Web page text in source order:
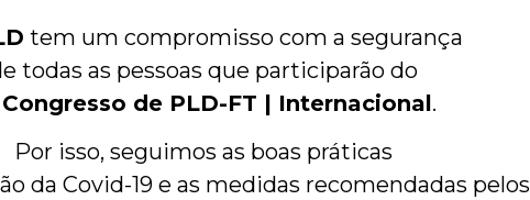
tem um compromisso com a segurança
todas as pessoas que participarão do
Congresso de PLD-FT | Internacional.
Por isso, seguimos as boas práticas
da Covid-19 e as medidas recomendadas pelos